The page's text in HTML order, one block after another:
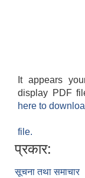
It appears
display PDF
here to
file.
प्रकार:
सूचना तथा समाचार